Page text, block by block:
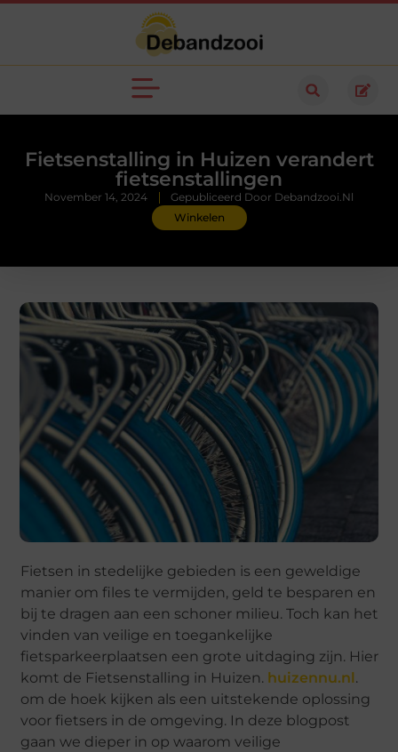
Fietsenstalling in Huizen verandert
fietsenstallingen
Winkelen
November 14, 2024 Gepubliceerd Door Debandzooi.nl
Fietsen in stedelijke gebieden is een geweldige
manier om files te vermijden, geld te besparen en
bij te dragen aan een schoner milieu. Toch kan het
vinden van veilige en toegankelijke
fietsparkeerplaatsen een grote uitdaging zijn. Hier
komt de Fietsenstalling in Huizen. huizennu.nl.
om de hoek kijken als een uitstekende oplossing
voor fietsers in de omgeving. In deze blogpost
gaan we dieper in op waarom veilige